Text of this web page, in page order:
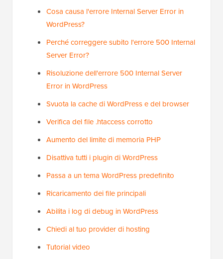
Cosa causa l'errore Internal Server Error in
WordPress?
Perché correggere subito l'errore 500 Internal
Server Error?
Risoluzione dell'errore 500 Internal Server
Error in WordPress
Svuota la cache di WordPress e del browser
Verifica del file .htaccess corrotto
Aumento del limite di memoria PHP
Disattiva tutti i plugin di WordPress
Passa a un tema WordPress predefinito
Ricaricamento dei file principali
Abilita i log di debug in WordPress
Chiedi al tuo provider di hosting
Tutorial video